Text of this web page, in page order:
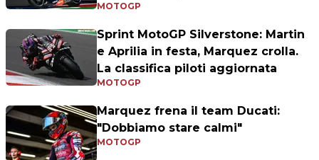
MOTOGP
Sprint MotoGP Silverstone: Martin
e Aprilia in festa, Marquez crolla.
La classifica piloti aggiornata
MOTOGP
Marquez frena il team Ducati:
"Dobbiamo stare calmi"
MOTOGP